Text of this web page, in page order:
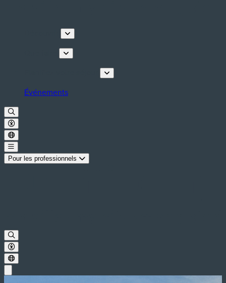
Événements
Pour les professionnels